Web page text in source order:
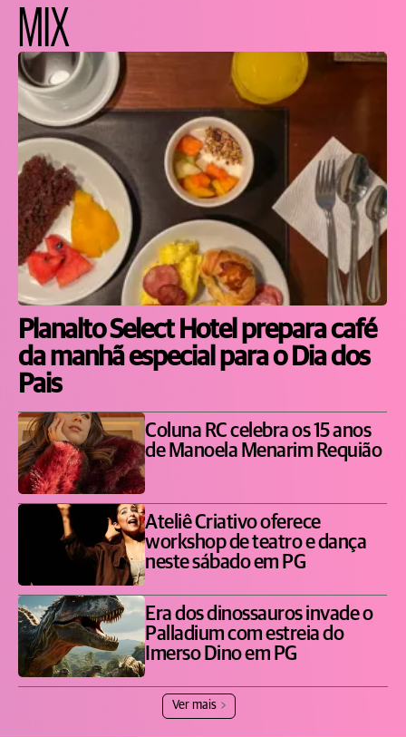
MIX
Planalto Select Hotel prepara café
da manhã especial para o Dia dos
Pais
Coluna RC celebra os 15 anos
de Manoela Menarim Requião
Ateliê Criativo oferece
workshop de teatro e dança
neste sábado em PG
Era dos dinossauros invade o
Palladium com estreia do
Imerso Dino em PG
Ver mais